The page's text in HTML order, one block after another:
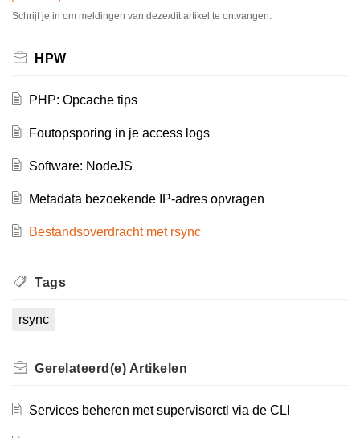
Schrijf je in om meldingen van deze/dit artikel te ontvangen.
HPW
PHP: Opcache tips
Foutopsporing in je access logs
Software: NodeJS
Metadata bezoekende IP-adres opvragen
Bestandsoverdracht met rsync
Tags
rsync
Gerelateerd(e) Artikelen
Services beheren met supervisorctl via de CLI